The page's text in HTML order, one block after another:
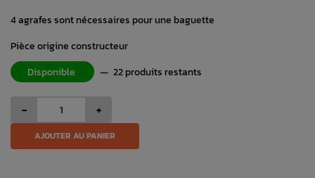
4 agrafes sont nécessaires pour une baguette
Pièce origine constructeur
Disponible
— 22 produits restants
- +
AJOUTER AU PANIER